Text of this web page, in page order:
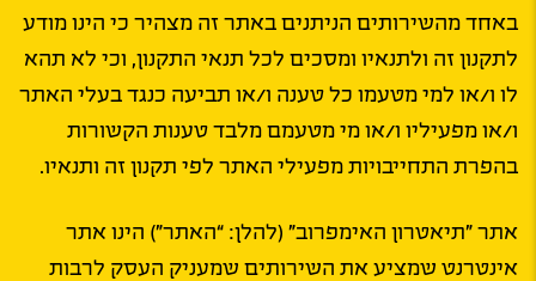
באחד מהשירותים הניתנים באתר זה מצהיר כי הינו מודע
לתקנון זה ולתנאיו ומסכים לכל תנאי התקנון, וכי לא תהא
לו ו/או למי מטעמו כל טענה ו/או תביעה כנגד בעלי האתר
ו/או מפעיליו ו/או מי מטעמם מלבד טענות הקשורות
בהפרת התחייבויות מפעילי האתר לפי תקנון זה ותנאיו.
אתר ״תיאטרון האימפרוב״ (להלן: “האתר”) הינו אתר
אינטרנט שמציע את השירותים שמעניק העסק לרבות